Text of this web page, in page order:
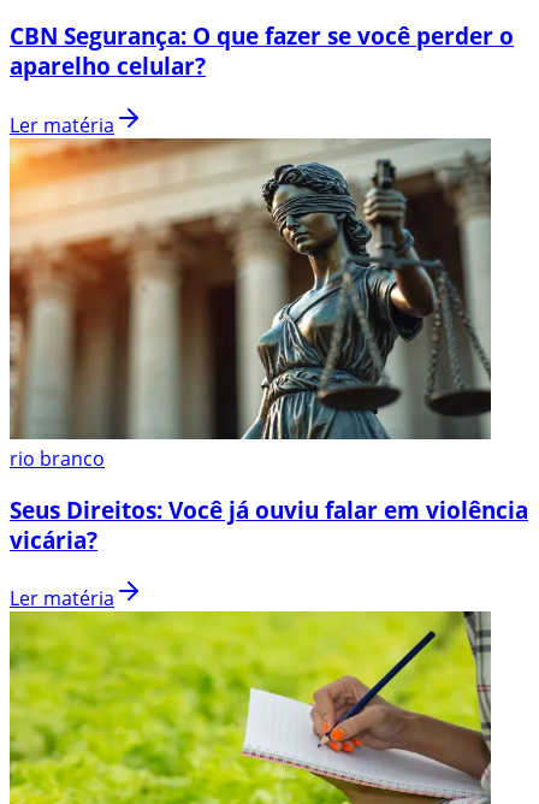
CBN Segurança: O que fazer se você perder o
aparelho celular?
Ler matéria
rio branco
Seus Direitos: Você já ouviu falar em violência
vicária?
Ler matéria